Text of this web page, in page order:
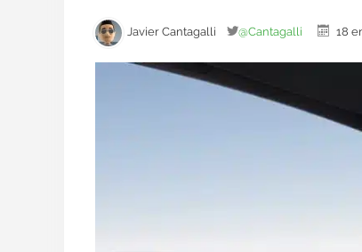
Javier Cantagalli @Cantagalli 18